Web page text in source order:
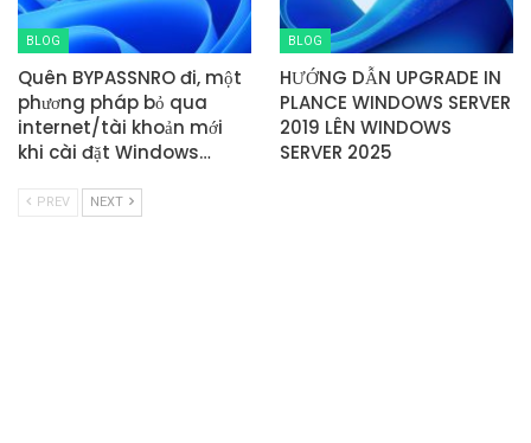
BLOG
Quên BYPASSNRO đi, một
phương pháp bỏ qua
internet/tài khoản mới
khi cài đặt Windows…
BLOG
HƯỚNG DẪN UPGRADE IN
PLANCE WINDOWS SERVER
2019 LÊN WINDOWS
SERVER 2025
PREV NEXT